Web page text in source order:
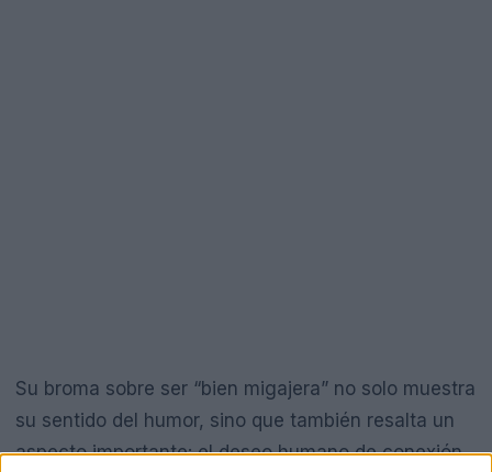
Su broma sobre ser “bien migajera” no solo muestra
su sentido del humor, sino que también resalta un
aspecto importante: el deseo humano de conexión.